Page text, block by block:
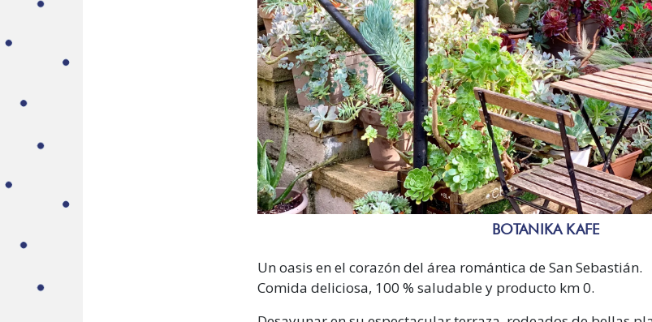
BOTANIKA KAFE
Un oasis en el corazón del área romántica de San Sebastián.
Comida deliciosa, 100 % saludable y producto km 0.